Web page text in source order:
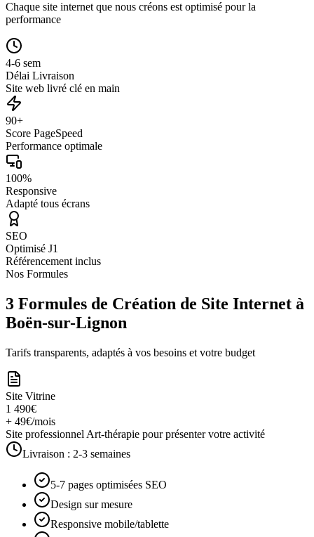
Chaque site internet que nous créons est optimisé pour la
performance
4-6 sem
Délai Livraison
Site web livré clé en main
90+
Score PageSpeed
Performance optimale
100%
Responsive
Adapté tous écrans
SEO
Optimisé J1
Référencement inclus
Nos Formules
3 Formules de Création de Site Internet à
Boën-sur-Lignon
Tarifs transparents, adaptés à vos besoins et votre budget
Site Vitrine
1 490€
+ 49€/mois
Site professionnel Art-thérapie pour présenter votre activité
Livraison : 2-3 semaines
5-7 pages optimisées SEO
Design sur mesure
Responsive mobile/tablette